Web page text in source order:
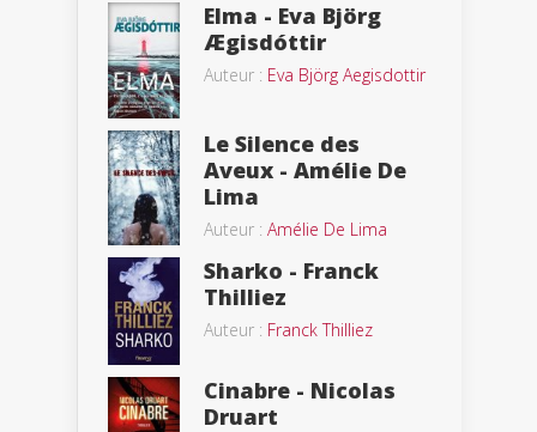
Elma - Eva Björg
Ægisdóttir
Auteur : Eva Björg Aegisdottir
Le Silence des
Aveux - Amélie De
Lima
Auteur : Amélie De Lima
Sharko - Franck
Thilliez
Auteur : Franck Thilliez
Cinabre - Nicolas
Druart